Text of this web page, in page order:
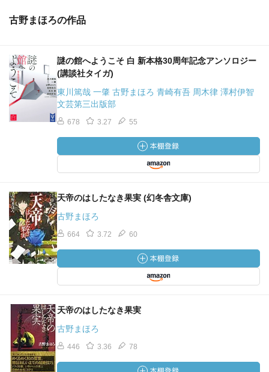
古野まほろの作品
謎の館へようこそ 白 新本格30周年記念アンソロジー
(講談社タイガ)
東川篤哉 一肇 古野まほろ 青崎有吾 周木律 澤村伊智
文芸第三出版部
678 3.27 55
天帝のはしたなき果実 (幻冬舎文庫)
古野まほろ
664 3.72 60
天帝のはしたなき果実
古野まほろ
446 3.36 78